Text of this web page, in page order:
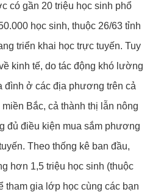
có gần 20 triệu học sinh phổ
học sinh, thuộc 26/63 tỉnh
triển khai học trực tuyến. Tuy
kinh tế, do tác động khó lường
đình ở các địa phương trên cả
Bắc, cả thành thị lẫn nông
đủ điều kiện mua sắm phương
Theo thống kê ban đầu,
hơn 1,5 triệu học sinh (thuộc
tham gia lớp học cùng các bạn